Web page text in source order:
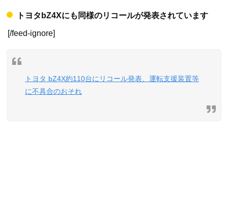
トヨタbZ4Xにも同様のリコールが発表されています
[/feed-ignore]
トヨタ bZ4X約110台にリコール発表、運転支援装置等
に不具合のおそれ